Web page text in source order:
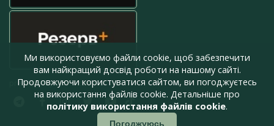
press@armyinform.com.ua
Ми використовуємо файли cookie, щоб забезпечити
вам найкращий досвід роботи на нашому сайті.
Продовжуючи користуватися сайтом, ви погоджуєтесь
на використання файлів cookie. Детальніше про
політику використання файлів cookie.
Погоджуюсь